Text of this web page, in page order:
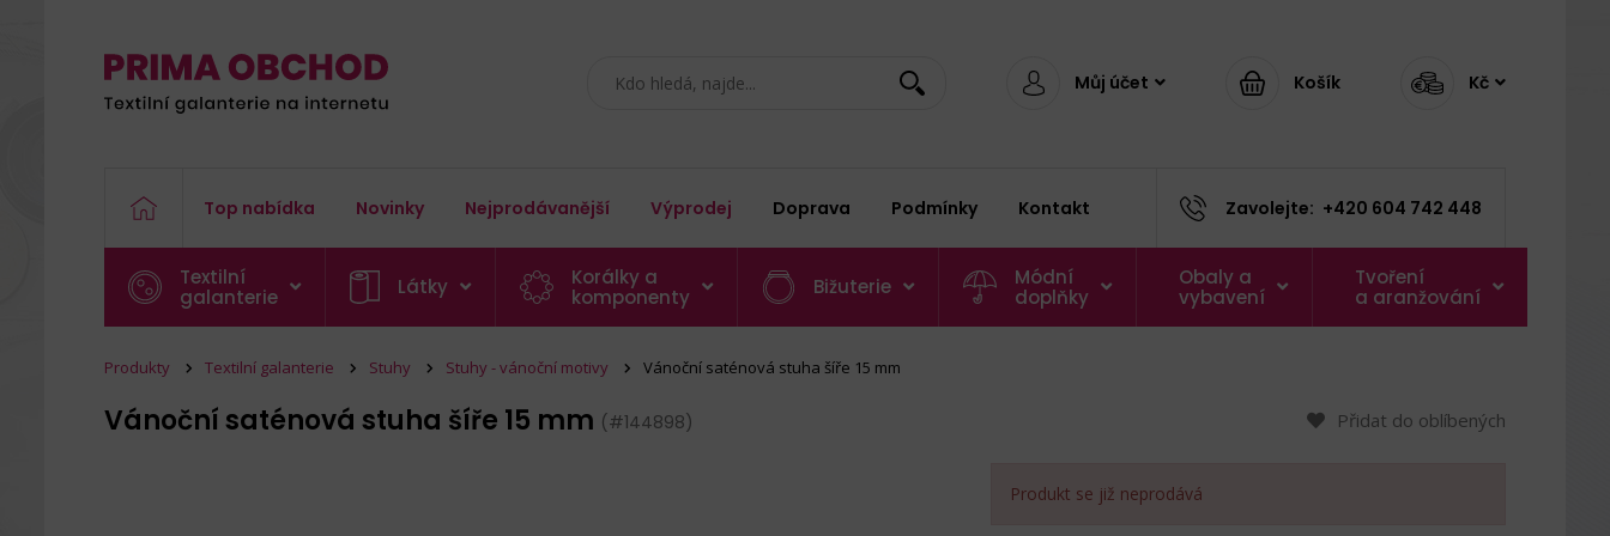
Můj účet Košík Kč
Top nabídka Novinky Nejprodávanější Výprodej Doprava Podmínky Kontakt Zavolejte: +420 604 742 448
Textilní
galanterie
Látky
Korálky a
komponenty
Bižuterie
Módní
doplňky
Obaly a
vybavení
Tvoření
a aranžování
Produkty Textilní galanterie Stuhy Stuhy - vánoční motivy Vánoční saténová stuha šíře 15 mm
Vánoční saténová stuha šíře 15 mm (#144898) Přidat do oblíbených
Produkt se již neprodává